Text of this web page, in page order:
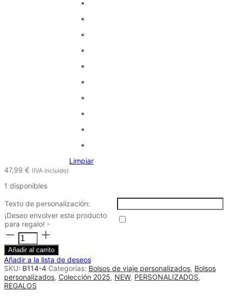
Limpiar
47,99 € (IVA incluido)
1 disponibles
Texto de personalización:
¡Deseo envolver este producto
para regalo! -
Bolso
de
viaje
personalizado
verde
y
beige
Añadir al carrito
Añadir a la lista de deseos
SKU: B114-4 Categorías: Bolsos de viaje personalizados, Bolsos
personalizados, Colección 2025, NEW, PERSONALIZADOS,
REGALOS